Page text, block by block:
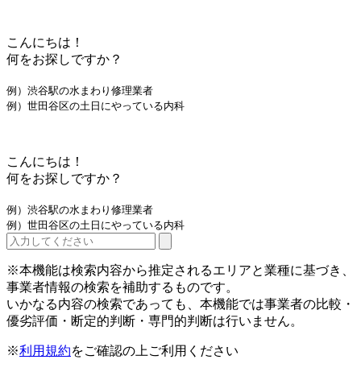
こんにちは！
何をお探しですか？
例）渋谷駅の水まわり修理業者
例）世田谷区の土日にやっている内科
こんにちは！
何をお探しですか？
例）渋谷駅の水まわり修理業者
例）世田谷区の土日にやっている内科
※本機能は検索内容から推定されるエリアと業種に基づき、
事業者情報の検索を補助するものです。
いかなる内容の検索であっても、本機能では事業者の比較・
優劣評価・断定的判断・専門的判断は行いません。
※利用規約をご確認の上ご利用ください